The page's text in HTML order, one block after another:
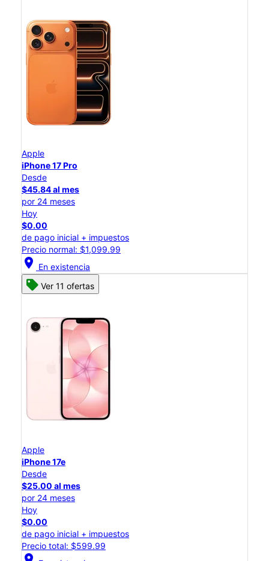
Apple
iPhone 17 Pro
Desde
$45.84 al mes
por 24 meses
Hoy
$0.00
de pago inicial + impuestos
Precio normal: $1,099.99
location_on En existencia
Ver 11 ofertas
Apple
iPhone 17e
Desde
$25.00 al mes
por 24 meses
Hoy
$0.00
de pago inicial + impuestos
Precio total: $599.99